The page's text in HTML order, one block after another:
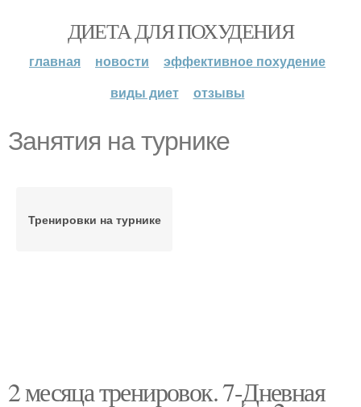
ДИЕТА ДЛЯ ПОХУДЕНИЯ
главная новости
эффективное похудение
виды диет
отзывы
Занятия на турнике
Тренировки на турнике
2 месяца тренировок. 7-Дневная